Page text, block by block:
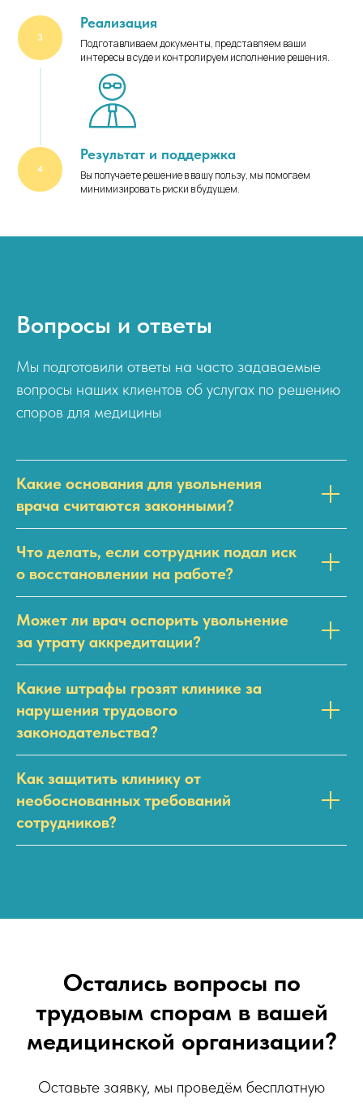
Реализация
Подготавливаем документы, представляем ваши
интересы в суде и контролируем исполнение решения.
Результат и поддержка
Вы получаете решение в вашу пользу, мы помогаем
минимизировать риски в будущем.
Вопросы и ответы
Мы подготовили ответы на часто задаваемые
вопросы наших клиентов об услугах по решению
споров для медицины
Какие основания для увольнения
врача считаются законными?
Что делать, если сотрудник подал иск
о восстановлении на работе?
Может ли врач оспорить увольнение
за утрату аккредитации?
Какие штрафы грозят клинике за
нарушения трудового
законодательства?
Как защитить клинику от
необоснованных требований
сотрудников?
Остались вопросы по
трудовым спорам в вашей
медицинской организации?
Оставьте заявку, мы проведём бесплатную